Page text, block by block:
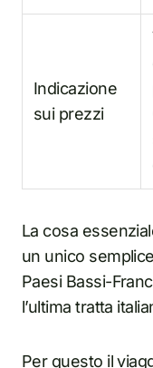
Indicazione
sui prezzi
La cosa
un unico
Paesi Bassi-
l’ultima tratta
Per questo il